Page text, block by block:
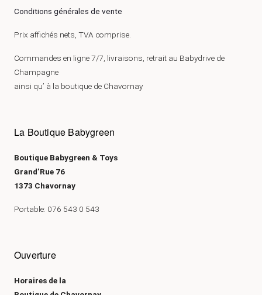
Conditions générales de vente
Prix affichés nets, TVA comprise.
Commandes en ligne 7/7, livraisons, retrait au Babydrive de
Champagne
ainsi qu’ à la boutique de Chavornay
La Boutique Babygreen
Boutique Babygreen & Toys
Grand’Rue 76
1373 Chavornay
Portable: 076 543 0 543
Ouverture
Horaires de la